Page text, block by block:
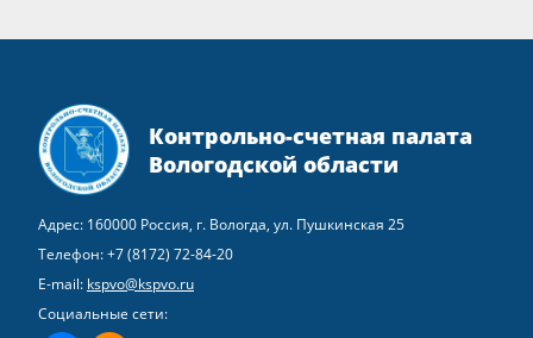
Контрольно-счетная палата
Вологодской области
Адрес: 160000 Россия, г. Вологда, ул. Пушкинская 25
Телефон:+7 (8172) 72-84-20
E-mail: kspvo@kspvo.ru
Социальные сети: